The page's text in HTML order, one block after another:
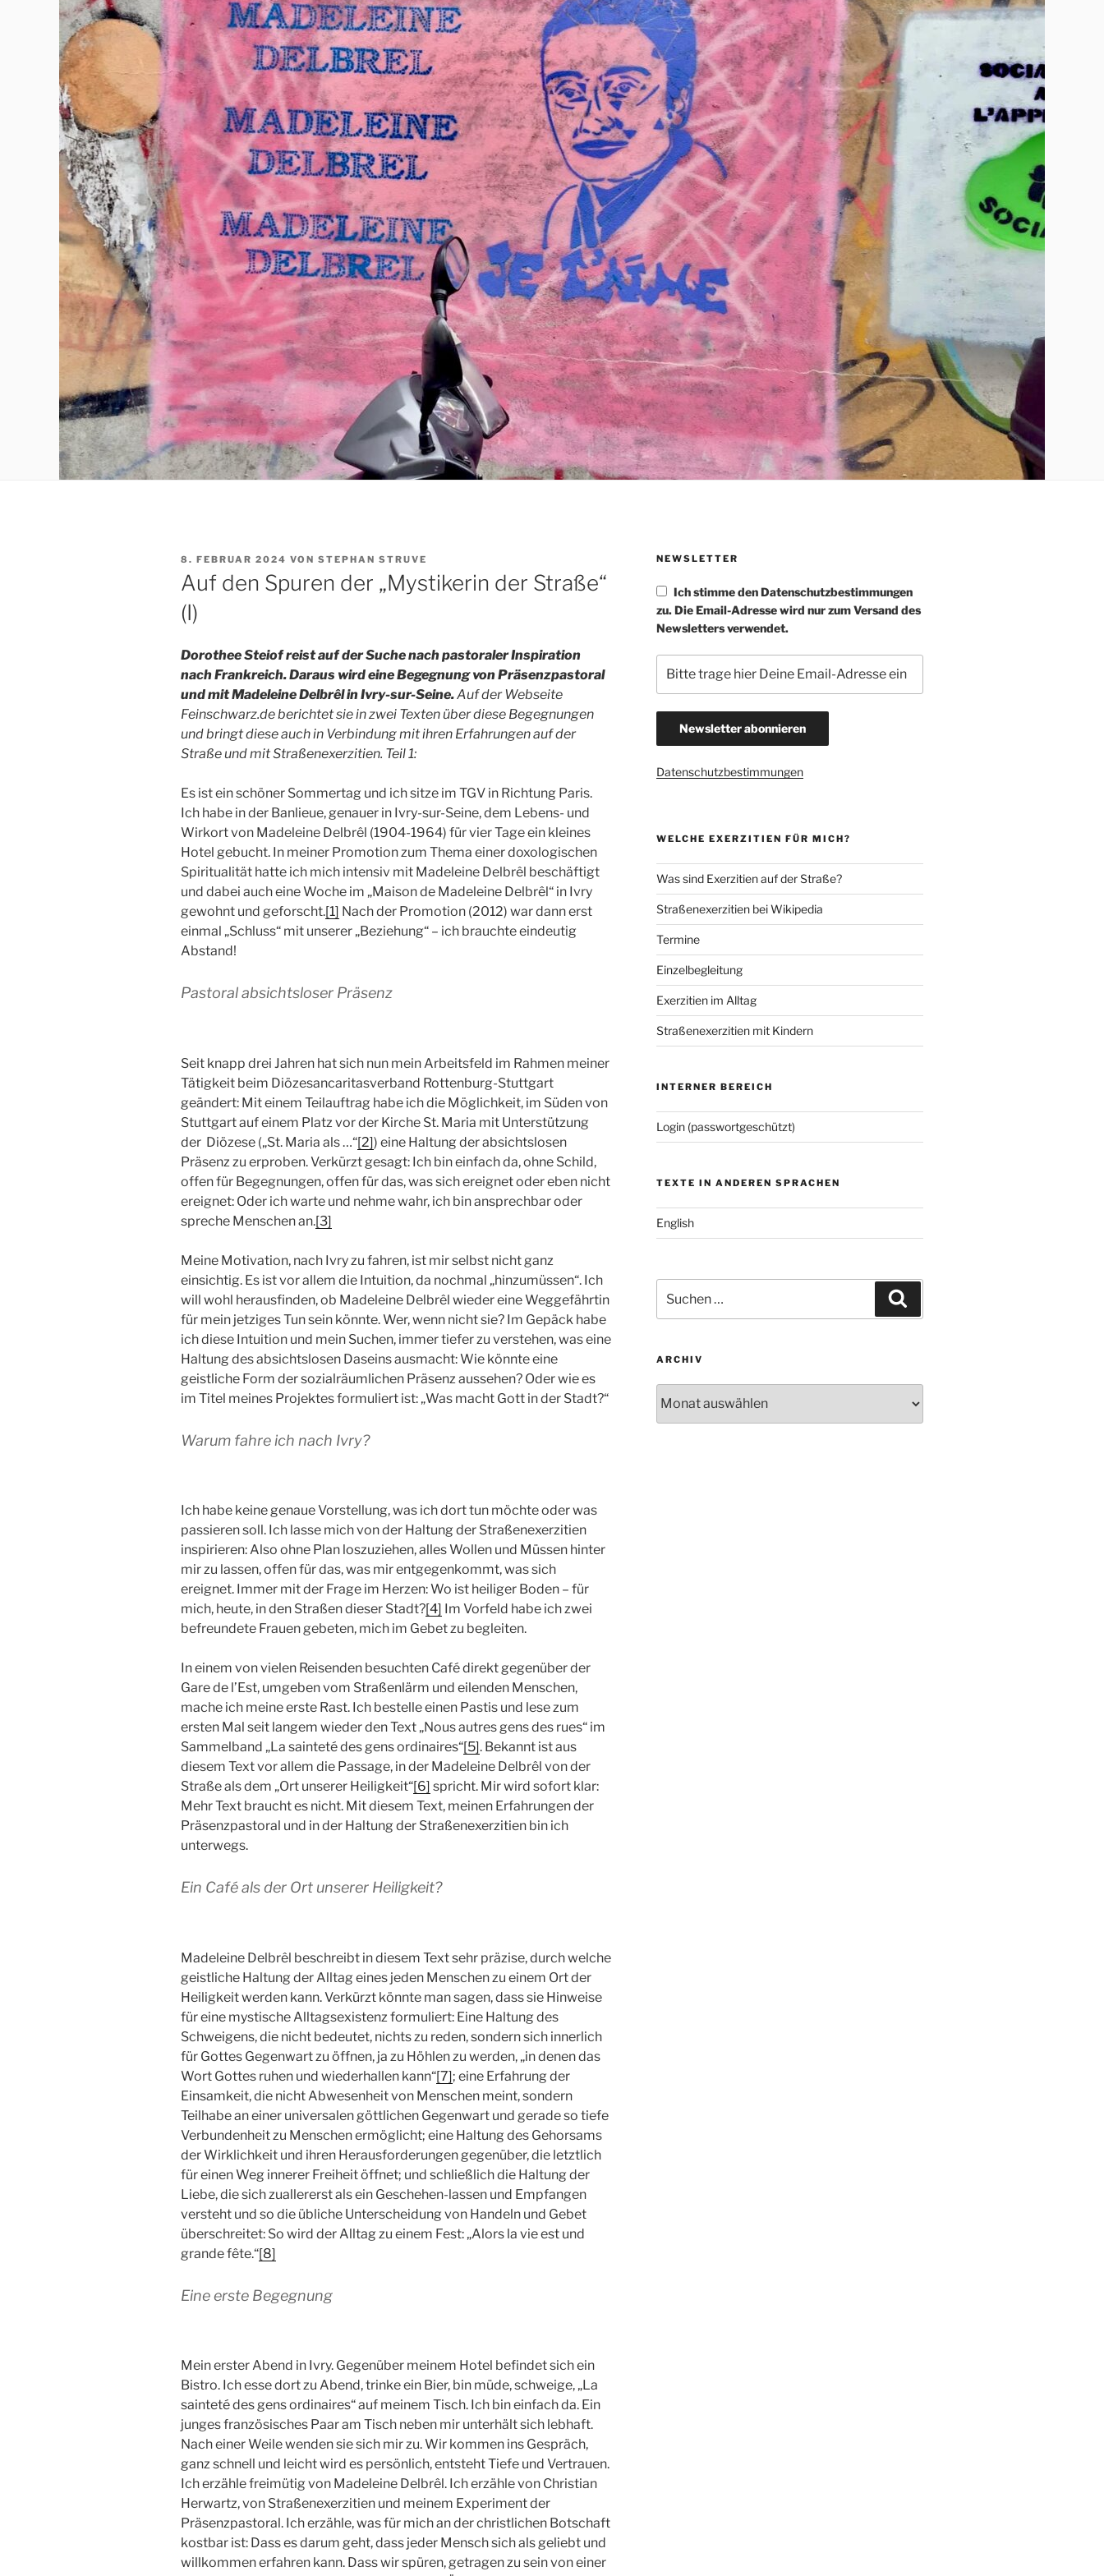
VERÖFFENTLICHT
AM
8. FEBRUAR 2024 VON STEPHAN STRUVE
Auf den Spuren der „Mystikerin der Straße“
(I)
Dorothee Steiof reist auf der Suche nach pastoraler Inspiration
nach Frankreich. Daraus wird eine Begegnung von Präsenzpastoral
und mit Madeleine Delbrêl in Ivry-sur-Seine.Auf der Webseite
Feinschwarz.de berichtet sie in zwei Texten über diese Begegnungen
und bringt diese auch in Verbindung mit ihren Erfahrungen auf der
Straße und mit Straßenexerzitien. Teil 1:
Es ist ein schöner Sommertag und ich sitze im TGV in Richtung Paris.
Ich habe in der Banlieue, genauer in Ivry-sur-Seine, dem Lebens- und
Wirkort von Madeleine Delbrêl (1904-1964) für vier Tage ein kleines
Hotel gebucht. In meiner Promotion zum Thema einer doxologischen
Spiritualität hatte ich mich intensiv mit Madeleine Delbrêl beschäftigt
und dabei auch eine Woche im „Maison de Madeleine Delbrêl“ in Ivry
gewohnt und geforscht.[1] Nach der Promotion (2012) war dann erst
einmal „Schluss“ mit unserer „Beziehung“ – ich brauchte eindeutig
Abstand!
Pastoral absichtsloser Präsenz
Seit knapp drei Jahren hat sich nun mein Arbeitsfeld im Rahmen meiner
Tätigkeit beim Diözesancaritasverband Rottenburg-Stuttgart
geändert: Mit einem Teilauftrag habe ich die Möglichkeit, im Süden von
Stuttgart auf einem Platz vor der Kirche St. Maria mit Unterstützung
der Diözese („St. Maria als …“[2]) eine Haltung der absichtslosen
Präsenz zu erproben. Verkürzt gesagt: Ich bin einfach da, ohne Schild,
offen für Begegnungen, offen für das, was sich ereignet oder eben nicht
ereignet: Oder ich warte und nehme wahr, ich bin ansprechbar oder
spreche Menschen an.[3]
Meine Motivation, nach Ivry zu fahren, ist mir selbst nicht ganz
einsichtig. Es ist vor allem die Intuition, da nochmal „hinzumüssen“. Ich
will wohl herausfinden, ob Madeleine Delbrêl wieder eine Weggefährtin
für mein jetziges Tun sein könnte. Wer, wenn nicht sie? Im Gepäck habe
ich diese Intuition und mein Suchen, immer tiefer zu verstehen, was eine
Haltung des absichtslosen Daseins ausmacht: Wie könnte eine
geistliche Form der sozialräumlichen Präsenz aussehen? Oder wie es
im Titel meines Projektes formuliert ist: „Was macht Gott in der Stadt?“
Warum fahre ich nach Ivry?
Ich habe keine genaue Vorstellung, was ich dort tun möchte oder was
passieren soll. Ich lasse mich von der Haltung der Straßenexerzitien
inspirieren: Also ohne Plan loszuziehen, alles Wollen und Müssen hinter
mir zu lassen, offen für das, was mir entgegenkommt, was sich
ereignet. Immer mit der Frage im Herzen: Wo ist heiliger Boden – für
mich, heute, in den Straßen dieser Stadt?[4] Im Vorfeld habe ich zwei
befreundete Frauen gebeten, mich im Gebet zu begleiten.
In einem von vielen Reisenden besuchten Café direkt gegenüber der
Gare de l’Est, umgeben vom Straßenlärm und eilenden Menschen,
mache ich meine erste Rast. Ich bestelle einen Pastis und lese zum
ersten Mal seit langem wieder den Text „Nous autres gens des rues“ im
Sammelband „La sainteté des gens ordinaires“[5]. Bekannt ist aus
diesem Text vor allem die Passage, in der Madeleine Delbrêl von der
Straße als dem „Ort unserer Heiligkeit“[6] spricht. Mir wird sofort klar:
Mehr Text braucht es nicht. Mit diesem Text, meinen Erfahrungen der
Präsenzpastoral und in der Haltung der Straßenexerzitien bin ich
unterwegs.
Ein Café als der Ort unserer Heiligkeit?
Madeleine Delbrêl beschreibt in diesem Text sehr präzise, durch welche
geistliche Haltung der Alltag eines jeden Menschen zu einem Ort der
Heiligkeit werden kann. Verkürzt könnte man sagen, dass sie Hinweise
für eine mystische Alltagsexistenz formuliert: Eine Haltung des
Schweigens, die nicht bedeutet, nichts zu reden, sondern sich innerlich
für Gottes Gegenwart zu öffnen, ja zu Höhlen zu werden, „in denen das
Wort Gottes ruhen und wiederhallen kann“[7]; eine Erfahrung der
Einsamkeit, die nicht Abwesenheit von Menschen meint, sondern
Teilhabe an einer universalen göttlichen Gegenwart und gerade so tiefe
Verbundenheit zu Menschen ermöglicht; eine Haltung des Gehorsams
der Wirklichkeit und ihren Herausforderungen gegenüber, die letztlich
für einen Weg innerer Freiheit öffnet; und schließlich die Haltung der
Liebe, die sich zuallererst als ein Geschehen-lassen und Empfangen
versteht und so die übliche Unterscheidung von Handeln und Gebet
überschreitet: So wird der Alltag zu einem Fest: „Alors la vie est und
grande fête.“[8]
Eine erste Begegnung
Mein erster Abend in Ivry. Gegenüber meinem Hotel befindet sich ein
Bistro. Ich esse dort zu Abend, trinke ein Bier, bin müde, schweige, „La
sainteté des gens ordinaires“ auf meinem Tisch. Ich bin einfach da. Ein
junges französisches Paar am Tisch neben mir unterhält sich lebhaft.
Nach einer Weile wenden sie sich mir zu. Wir kommen ins Gespräch,
ganz schnell und leicht wird es persönlich, entsteht Tiefe und Vertrauen.
Ich erzähle freimütig von Madeleine Delbrêl. Ich erzähle von Christian
Herwartz, von Straßenexerzitien und meinem Experiment der
Präsenzpastoral. Ich erzähle, was für mich an der christlichen Botschaft
kostbar ist: Dass es darum geht, dass jeder Mensch sich als geliebt und
willkommen erfahren kann. Dass wir spüren, getragen zu sein von einer
NEWSLETTER
Ich stimme den Datenschutzbestimmungen
zu. Die Email-Adresse wird nur zum Versand des
Newsletters verwendet.
Datenschutzbestimmungen
WELCHE EXERZITIEN FÜR MICH?
Was sind Exerzitien auf der Straße?
Straßenexerzitien bei Wikipedia
Termine
Einzelbegleitung
Exerzitien im Alltag
Straßenexerzitien mit Kindern
INTERNER BEREICH
Login (passwortgeschützt)
TEXTE IN ANDEREN SPRACHEN
English
nach:
ARCHIV